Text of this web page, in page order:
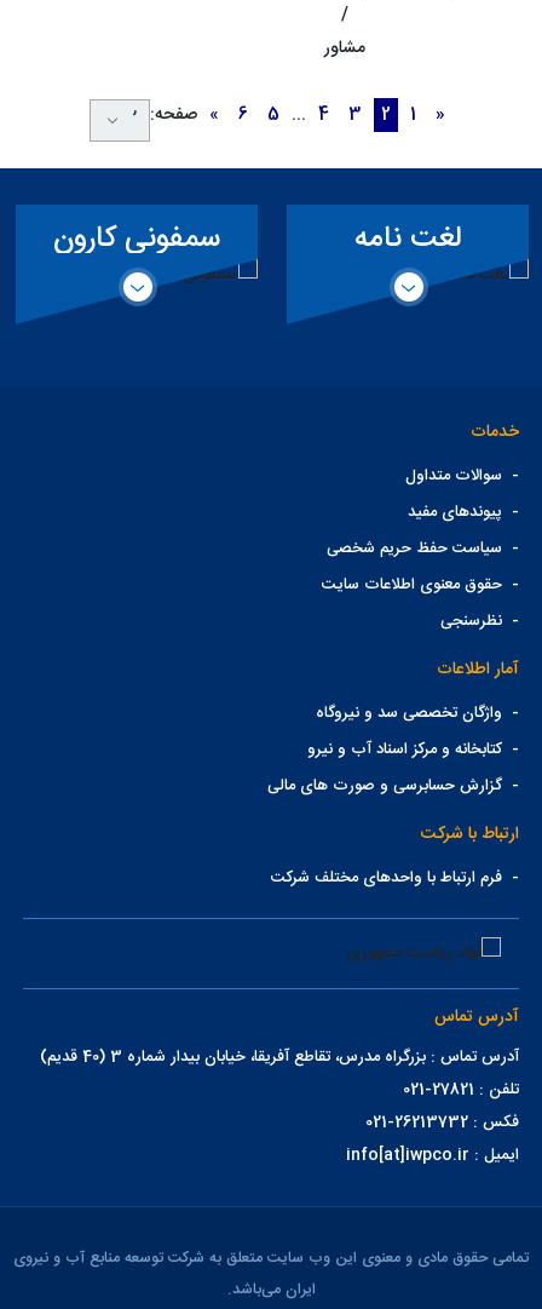
/
مشاور
«
1
2
3
4
...
5
6
» صفحه:
لغت نامه
تخصصی سد
سمفونی کارون
خدمات
- سوالات متداول
- پیوندهای مفید
- سیاست حفظ حریم شخصی
-حقوق معنوی اطلاعات سایت
-نظرسنجی
آمار اطلاعات
- واژگان تخصصی سد و نیروگاه
-کتابخانه و مرکز اسناد آب و نیرو
-گزارش حسابرسی و صورت های مالی
ارتباط با شرکت
-فرم ارتباط با واحدهای مختلف شرکت
آدرس تماس
آدرس تماس : بزرگراه مدرس، تقاطع آفریقا، خیابان بیدار شماره 3 (40 قدیم)
تلفن : 27821-021
فکس : 26213732-021
ایمیل : info[at]iwpco.ir
تمامی حقوق مادی و معنوی این وب سایت متعلق به شرکت توسعه منابع آب و نیروی
ایران می‌باشد.